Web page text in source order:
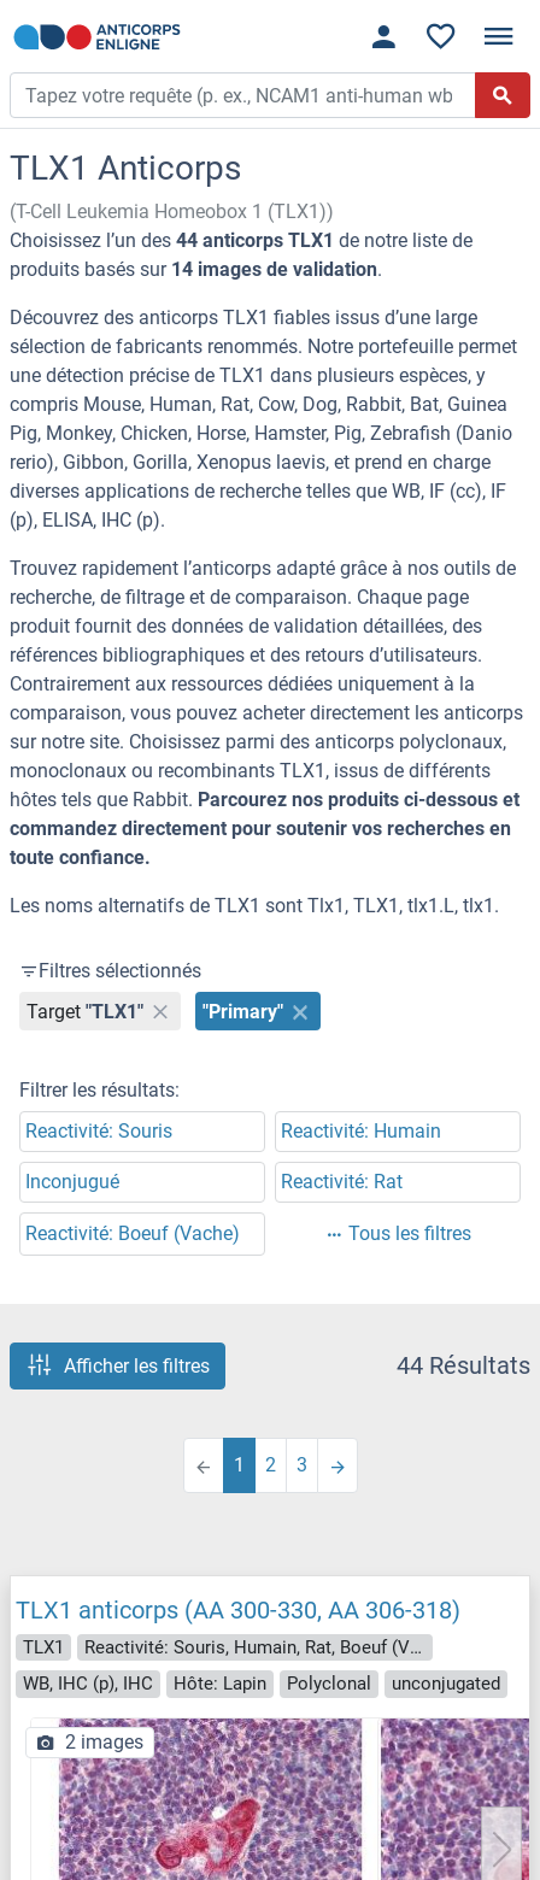
TLX1 Anticorps
(T-Cell Leukemia Homeobox 1 (TLX1))
Choisissez l’un des 44 anticorps TLX1 de notre liste de
produits basés sur 14 images de validation.
Découvrez des anticorps TLX1 fiables issus d’une large
sélection de fabricants renommés. Notre portefeuille permet
une détection précise de TLX1 dans plusieurs espèces, y
compris Mouse, Human, Rat, Cow, Dog, Rabbit, Bat, Guinea
Pig, Monkey, Chicken, Horse, Hamster, Pig, Zebrafish (Danio
rerio), Gibbon, Gorilla, Xenopus laevis, et prend en charge
diverses applications de recherche telles que WB, IF (cc), IF
(p), ELISA, IHC (p).
Trouvez rapidement l’anticorps adapté grâce à nos outils de
recherche, de filtrage et de comparaison. Chaque page
produit fournit des données de validation détaillées, des
références bibliographiques et des retours d’utilisateurs.
Contrairement aux ressources dédiées uniquement à la
comparaison, vous pouvez acheter directement les anticorps
sur notre site. Choisissez parmi des anticorps polyclonaux,
monoclonaux ou recombinants TLX1, issus de différents
hôtes tels que Rabbit. Parcourez nos produits ci-dessous et
commandez directement pour soutenir vos recherches en
toute confiance.
Les noms alternatifs de TLX1 sont Tlx1, TLX1, tlx1.L, tlx1.
Filtres sélectionnés
Target "TLX1" "Primary"
Filtrer les résultats:
Reactivité: Souris
Reactivité: Humain
Inconjugué Reactivité: Rat
Reactivité: Boeuf (Vache) Tous les filtres
Afficher les filtres 44 Résultats
1 2 3
TLX1 anticorps (AA 300-330, AA 306-318)
TLX1
Reactivité: Souris, Humain, Rat, Boeuf (Vache), Chien, Lapin, Roussette (Chauve-souris), Singe, Poulet, Cheval, Hamster
WB, IHC (p), IHC
Hôte: Lapin Polyclonal unconjugated
2 images